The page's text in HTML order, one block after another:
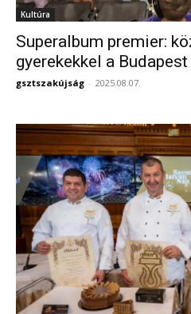
Kultúra
Superalbum premier:
gyerekekkel a
gsztszakújság - 2025.08.07.